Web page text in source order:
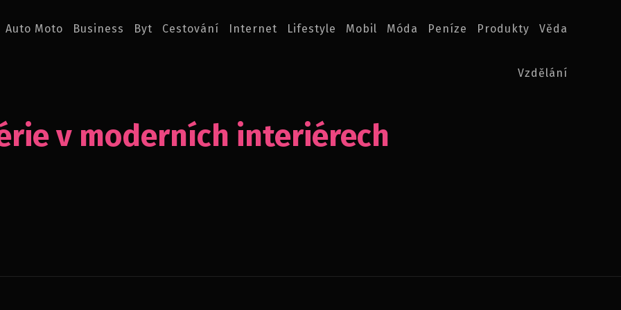
Auto Moto Business Byt Cestování Internet Lifestyle Mobil Móda Peníze Produkty Věda
Vzdělání
v moderních interiérech